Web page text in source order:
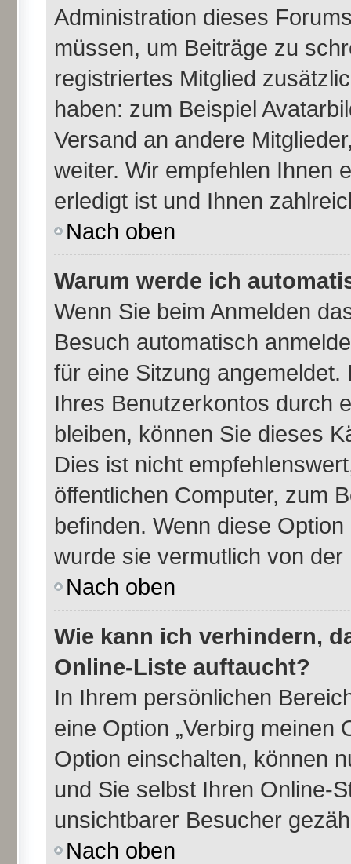
Administration dieses
müssen, um Beiträge zu
registriertes Mitglied
haben: zum Beispiel
Versand an andere
weiter. Wir empfehlen Ihnen
erledigt ist und Ihnen
Nach oben
Warum werde ich
Wenn Sie beim Anmelden
Besuch automatisch
für eine Sitzung
Ihres Benutzerkontos durch
bleiben, können Sie dieses
Dies ist nicht
öffentlichen Computer, zum
befinden. Wenn diese
wurde sie vermutlich von
Nach oben
Wie kann ich verhindern,
Online-Liste auftaucht?
In Ihrem persönlichen
eine Option „Verbirg meinen
Option einschalten, können
und Sie selbst Ihren Online-
unsichtbarer Besucher
Nach oben